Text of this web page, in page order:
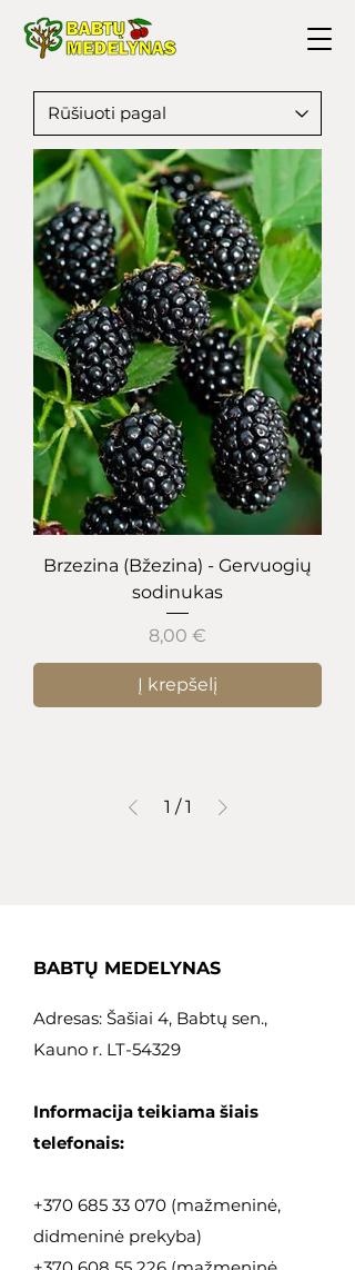
Brzezina (Bžezina) - Gervuogių
sodinukas
Kaina
8,00 €
Į krepšelį
1 / 1
BABTŲ MEDELYNAS
Adresas: Šašiai 4, Babtų sen.,
Kauno r. LT-54329
Informacija teikiama šiais
telefonais:
+370 685 33 070 (mažmeninė,
didmeninė prekyba)